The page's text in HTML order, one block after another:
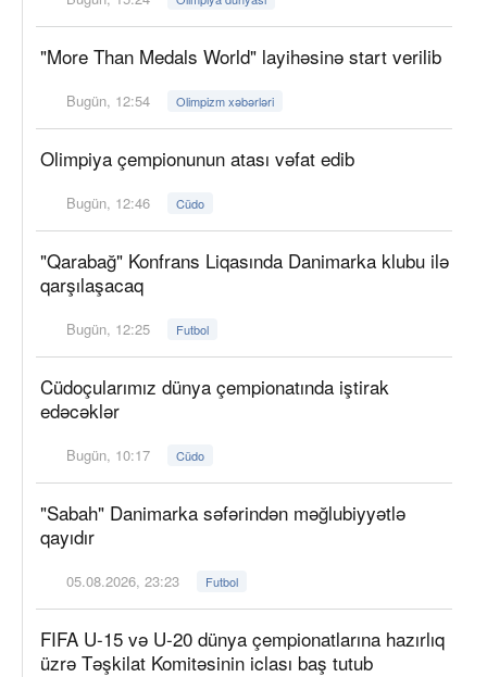
"More Than Medals World" layihəsinə start verilib
Bugün, 12:54 Olimpizm xəbərləri
Olimpiya çempionunun atası vəfat edib
Bugün, 12:46 Cüdo
"Qarabağ" Konfrans Liqasında Danimarka klubu ilə
qarşılaşacaq
Bugün, 12:25 Futbol
Cüdoçularımız dünya çempionatında iştirak
edəcəklər
Bugün, 10:17 Cüdo
"Sabah" Danimarka səfərindən məğlubiyyətlə
qayıdır
05.08.2026, 23:23 Futbol
FIFA U-15 və U-20 dünya çempionatlarına hazırlıq
üzrə Təşkilat Komitəsinin iclası baş tutub